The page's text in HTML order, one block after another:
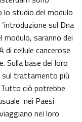
lo studio del modulo
sul Dna
modulo, saranno dei
cellule cancerose
Sulla base dei loro
sul trattamento più
ciò potrebbe
nei Paesi
nei loro